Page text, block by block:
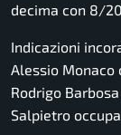
decima con 8/
Indicazioni
Alessio Monaco
Rodrigo
Salpietro